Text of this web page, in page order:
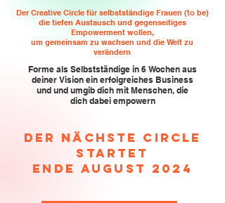
Der Creative Circle für selbstständige Frauen (to be)
die tiefen Austausch und gegenseitiges
Empowerment wollen,
um gemeinsam zu wachsen und die Welt zu
verändern
Forme als Selbstständige in 6 Wochen aus
deiner Vision ein erfolgreiches Business
und und umgib dich mit Menschen, die
dich dabei empowern
Der nächste Circle
startet
Ende August 2024